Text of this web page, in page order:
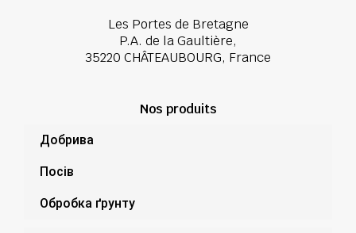
Les Portes de Bretagne
P.A. de la Gaultière,
35220 CHÂTEAUBOURG, France
Nos produits
Добрива
Посів
Обробка ґрунту